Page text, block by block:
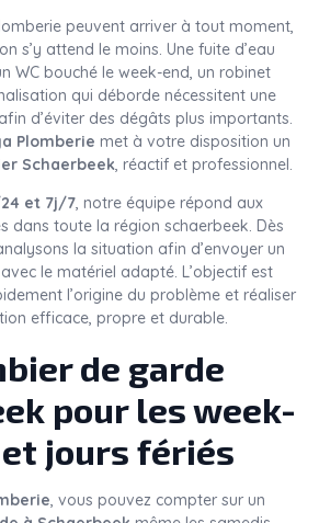
peuvent arriver à tout moment,
s’y attend le moins. Une fuite d’eau
WC bouché le week-end, un robinet
qui déborde nécessitent une
d’éviter des dégâts plus importants.
Plomberie met à votre disposition un
Schaerbeek, réactif et professionnel.
et 7j/7, notre équipe répond aux
dans toute la région schaerbeek. Dès
la situation afin d’envoyer un
le matériel adapté. L’objectif est
l’origine du problème et réaliser
efficace, propre et durable.
de garde
pour les week-
jours fériés
, vous pouvez compter sur un